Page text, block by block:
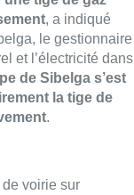
, a indiqué
le gestionnaire
et l’électricité dans
de Sibelga s’est
la tige de
.
voirie sur